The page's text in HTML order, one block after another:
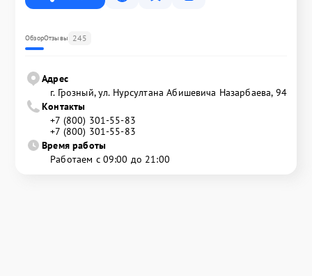
ОбзорОтзывы 245
Адрес
г. Грозный, ул. Нурсултана Абишевича Назарбаева, 94
Контакты
+7 (800) 301-55-83
+7 (800) 301-55-83
Время работы
Работаем с 09:00 до 21:00